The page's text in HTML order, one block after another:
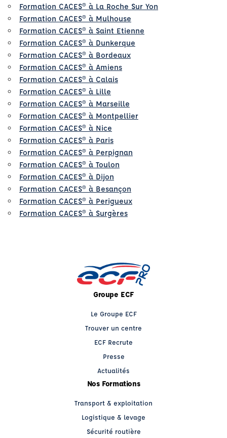
Formation CACES® à La Roche Sur Yon
Formation CACES® à Mulhouse
Formation CACES® à Saint Etienne
Formation CACES® à Dunkerque
Formation CACES® à Bordeaux
Formation CACES® à Amiens
Formation CACES® à Calais
Formation CACES® à Lille
Formation CACES® à Marseille
Formation CACES® à Montpellier
Formation CACES® à Nice
Formation CACES® à Paris
Formation CACES® à Perpignan
Formation CACES® à Toulon
Formation CACES® à Dijon
Formation CACES® à Besançon
Formation CACES® à Perigueux
Formation CACES® à Surgères
Groupe ECF
Le Groupe ECF
Trouver un centre
ECF Recrute
Presse
Actualités
Nos Formations
Transport & exploitation
Logistique & levage
Sécurité routière